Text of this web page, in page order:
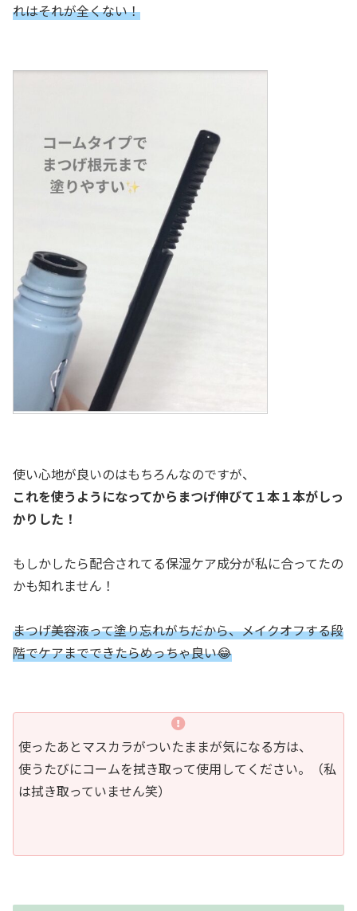
れはそれが全くない！
使い心地が良いのはもちろんなのですが、
これを使うようになってからまつげ伸びて１本１本がしっ
かりした！
もしかしたら配合されてる保湿ケア成分が私に合ってたの
かも知れません！
まつげ美容液って塗り忘れがちだから、メイクオフする段
階でケアまでできたらめっちゃ良い😂
使ったあとマスカラがついたままが気になる方は、
使うたびにコームを拭き取って使用してください。（私
は拭き取っていません笑）